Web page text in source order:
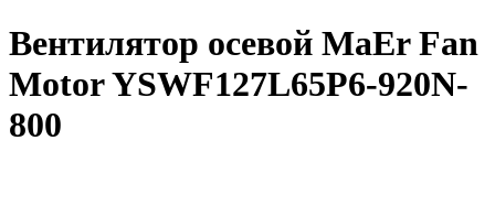
Вентилятор осевой MaEr Fan
Motor YSWF127L65P6-920N-
800